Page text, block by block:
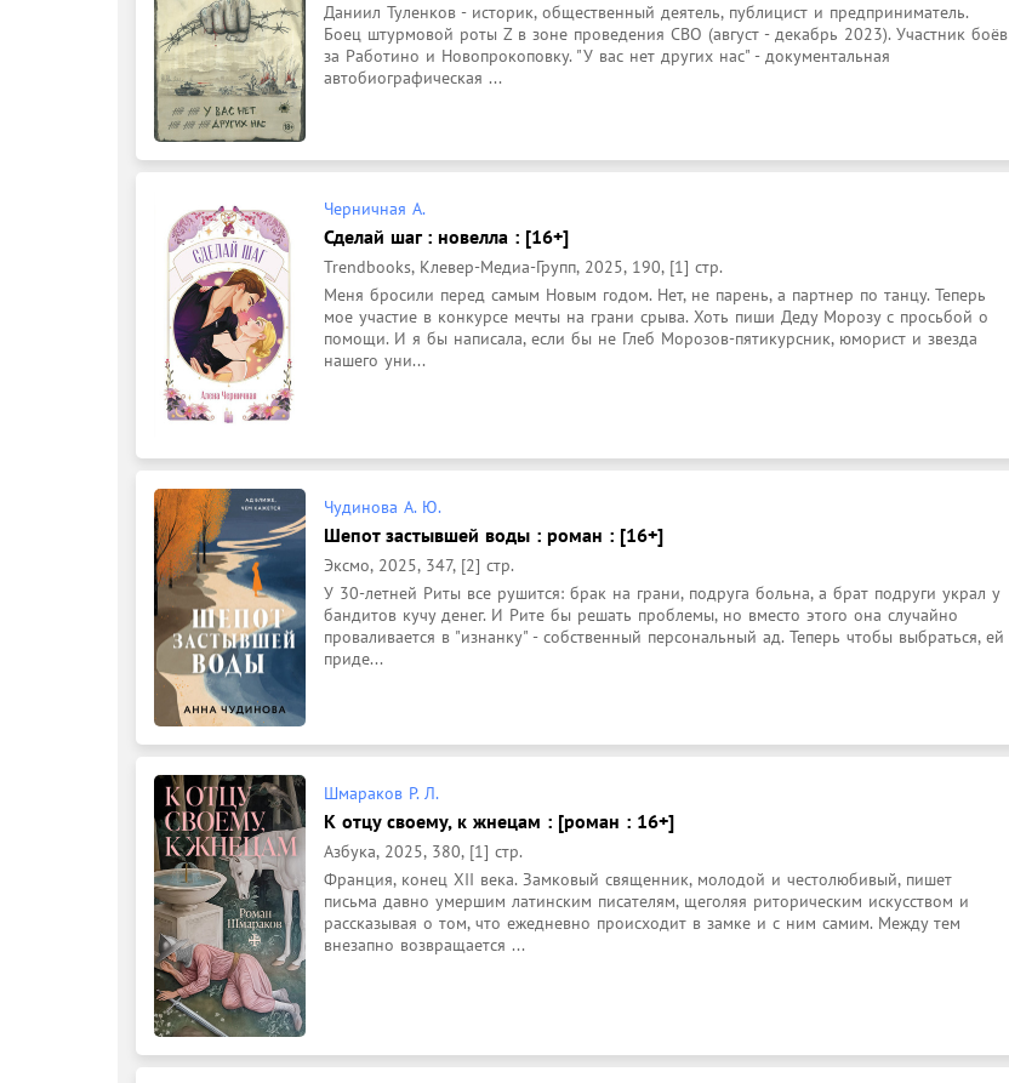
Даниил Туленков - историк, общественный деятель, публицист и предприниматель.
Боец штурмовой роты Z в зоне проведения СВО (август - декабрь 2023). Участник боёв
за Работино и Новопрокоповку. "У вас нет других нас" - документальная
автобиографическая ...
Черничная А.
Сделай шаг : новелла : [16+]
Trendbooks, Клевер-Медиа-Групп, 2025, 190, [1] стр.
Меня бросили перед самым Новым годом. Нет, не парень, а партнер по танцу. Теперь
мое участие в конкурсе мечты на грани срыва. Хоть пиши Деду Морозу с просьбой о
помощи. И я бы написала, если бы не Глеб Морозов-пятикурсник, юморист и звезда
нашего уни...
Чудинова А. Ю.
Шепот застывшей воды : роман : [16+]
Эксмо, 2025, 347, [2] стр.
У 30-летней Риты все рушится: брак на грани, подруга больна, а брат подруги украл у
бандитов кучу денег. И Рите бы решать проблемы, но вместо этого она случайно
проваливается в "изнанку" - собственный персональный ад. Теперь чтобы выбраться, ей
приде...
Шмараков Р. Л.
К отцу своему, к жнецам : [роман : 16+]
Азбука, 2025, 380, [1] стр.
Франция, конец XII века. Замковый священник, молодой и честолюбивый, пишет
письма давно умершим латинским писателям, щеголяя риторическим искусством и
рассказывая о том, что ежедневно происходит в замке и с ним самим. Между тем
внезапно возвращается ...